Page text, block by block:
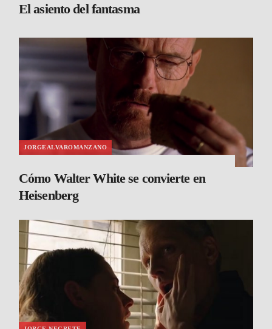
El asiento del fantasma
JORGEALVAROMANZANO
Cómo Walter White se convierte en
Heisenberg